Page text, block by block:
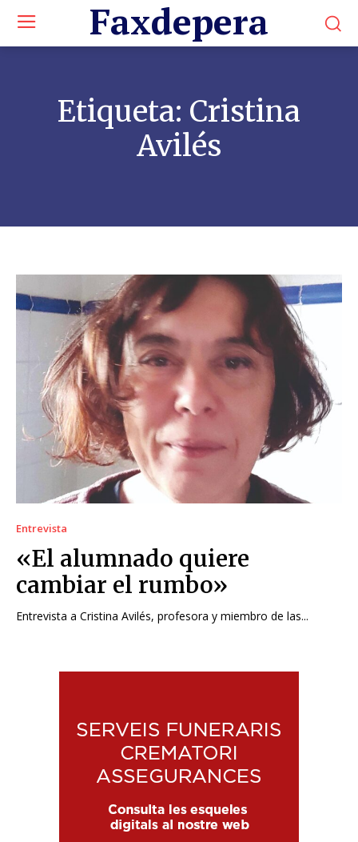
Faxdepera
Etiqueta: Cristina
Avilés
Entrevista
«El alumnado quiere
cambiar el rumbo»
Entrevista a Cristina Avilés, profesora y miembro de las...